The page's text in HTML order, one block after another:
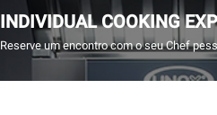
INDIVIDUAL COOKING
Reserve um encontro com o seu Chef